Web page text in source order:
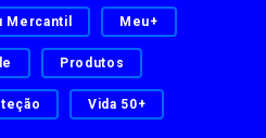
Mercantil Meu+
Produtos
Vida 50+